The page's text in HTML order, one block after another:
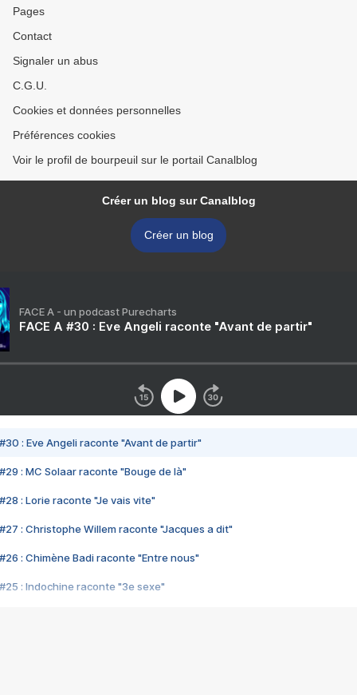
Pages
Contact
Signaler un abus
C.G.U.
Cookies et données personnelles
Préférences cookies
Voir le profil de bourpeuil sur le portail Canalblog
Créer un blog sur Canalblog
Créer un blog
FACE A - un podcast Purecharts
FACE A #30 : Eve Angeli raconte "Avant de partir"
#30 : Eve Angeli raconte "Avant de partir"
#29 : MC Solaar raconte "Bouge de là"
#28 : Lorie raconte "Je vais vite"
#27 : Christophe Willem raconte "Jacques a dit"
#26 : Chimène Badi raconte "Entre nous"
#25 : Indochine raconte "3e sexe"